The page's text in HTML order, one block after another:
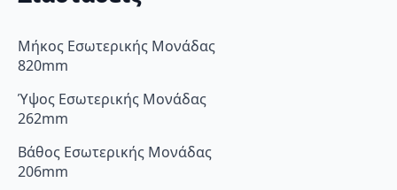
Μήκος Εσωτερικής Μονάδας
820mm
Ύψος Εσωτερικής Μονάδας
262mm
Βάθος Εσωτερικής Μονάδας
206mm